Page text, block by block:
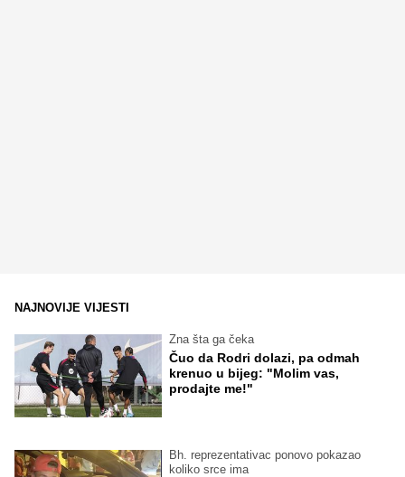
NAJNOVIJE VIJESTI
Zna šta ga čeka
Čuo da Rodri dolazi, pa odmah
krenuo u bijeg: "Molim vas,
prodajte me!"
Bh. reprezentativac ponovo pokazao
koliko srce ima